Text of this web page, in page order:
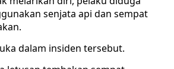
senjata api dan sempat
dalam insiden tersebut.